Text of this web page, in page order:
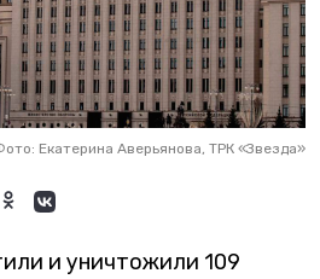
Екатерина Аверьянова, ТРК «Звезда»
и уничтожили 109